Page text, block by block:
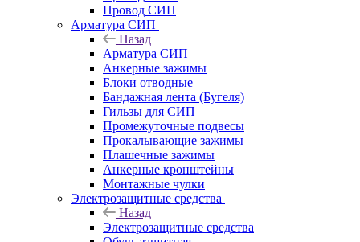
Провод СИП
Арматура СИП
Назад
Арматура СИП
Анкерные зажимы
Блоки отводные
Бандажная лента (Бугеля)
Гильзы для СИП
Промежуточные подвесы
Прокалывающие зажимы
Плашечные зажимы
Анкерные кронштейны
Монтажные чулки
Электрозащитные средства
Назад
Электрозащитные средства